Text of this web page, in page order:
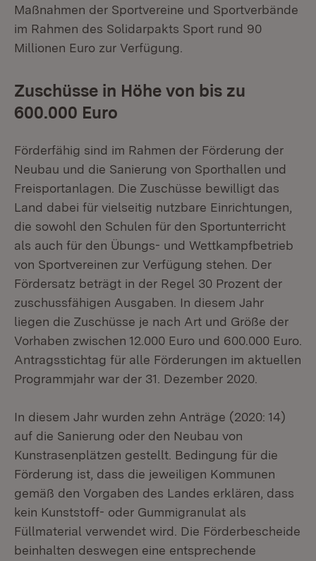
Maßnahmen der Sportvereine und Sportverbände
im Rahmen des Solidarpakts Sport rund 90
Millionen Euro zur Verfügung.
Zuschüsse in Höhe von bis zu
600.000 Euro
Förderfähig sind im Rahmen der Förderung der
Neubau und die Sanierung von Sporthallen und
Freisportanlagen. Die Zuschüsse bewilligt das
Land dabei für vielseitig nutzbare Einrichtungen,
die sowohl den Schulen für den Sportunterricht
als auch für den Übungs- und Wettkampfbetrieb
von Sportvereinen zur Verfügung stehen. Der
Fördersatz beträgt in der Regel 30 Prozent der
zuschussfähigen Ausgaben. In diesem Jahr
liegen die Zuschüsse je nach Art und Größe der
Vorhaben zwischen 12.000 Euro und 600.000 Euro.
Antragsstichtag für alle Förderungen im aktuellen
Programmjahr war der 31. Dezember 2020.
In diesem Jahr wurden zehn Anträge (2020: 14)
auf die Sanierung oder den Neubau von
Kunstrasenplätzen gestellt. Bedingung für die
Förderung ist, dass die jeweiligen Kommunen
gemäß den Vorgaben des Landes erklären, dass
kein Kunststoff- oder Gummigranulat als
Füllmaterial verwendet wird. Die Förderbescheide
beinhalten deswegen eine entsprechende